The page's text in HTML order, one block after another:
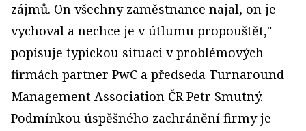
zájmů. On všechny zaměstnance najal, on je
vychoval a nechce je v útlumu propouštět,"
popisuje typickou situaci v problémových
firmách partner PwC a předseda Turnaround
Management Association ČR Petr Smutný.
Podmínkou úspěšného zachránění firmy je